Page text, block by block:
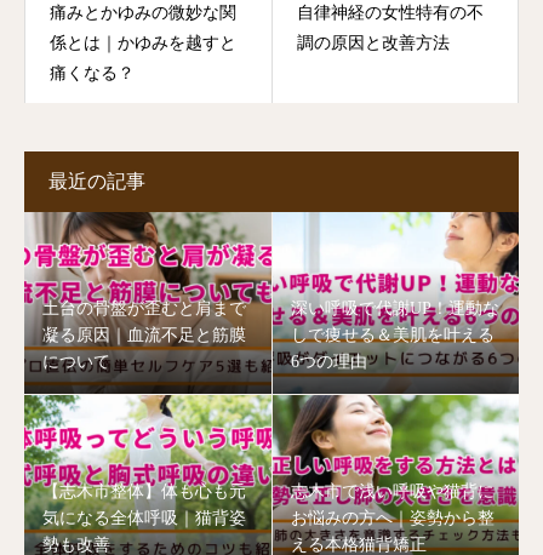
痛みとかゆみの微妙な関
係とは｜かゆみを越すと
痛くなる？
自律神経の女性特有の不
調の原因と改善方法
最近の記事
土台の骨盤が歪むと肩まで
凝る原因｜血流不足と筋膜
について
深い呼吸で代謝UP！運動な
しで痩せる＆美肌を叶える
6つの理由
【志木市整体】体も心も元
気になる全体呼吸｜猫背姿
勢も改善
志木市で浅い呼吸や猫背に
お悩みの方へ｜姿勢から整
える本格猫背矯正